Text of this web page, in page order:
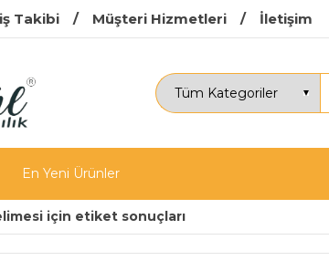
Takibi Müşteri Hizmetleri İletişim
En Yeni Ürünler
için etiket sonuçları